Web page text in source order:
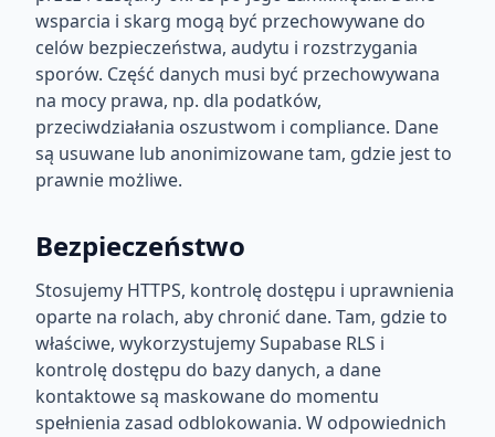
wsparcia i skarg mogą być przechowywane do
celów bezpieczeństwa, audytu i rozstrzygania
sporów. Część danych musi być przechowywana
na mocy prawa, np. dla podatków,
przeciwdziałania oszustwom i compliance. Dane
są usuwane lub anonimizowane tam, gdzie jest to
prawnie możliwe.
Bezpieczeństwo
Stosujemy HTTPS, kontrolę dostępu i uprawnienia
oparte na rolach, aby chronić dane. Tam, gdzie to
właściwe, wykorzystujemy Supabase RLS i
kontrolę dostępu do bazy danych, a dane
kontaktowe są maskowane do momentu
spełnienia zasad odblokowania. W odpowiednich